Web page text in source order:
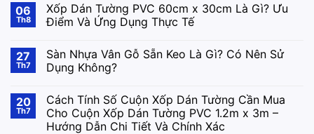
06
Th8
Xốp Dán Tường PVC 60cm x 30cm Là Gì? Ưu
Điểm Và Ứng Dụng Thực Tế
27
Th7
Sàn Nhựa Vân Gỗ Sẵn Keo Là Gì? Có Nên Sử
Dụng Không?
20
Th7
Cách Tính Số Cuộn Xốp Dán Tường Cần Mua
Cho Cuộn Xốp Dán Tường PVC 1.2m x 3m –
Hướng Dẫn Chi Tiết Và Chính Xác